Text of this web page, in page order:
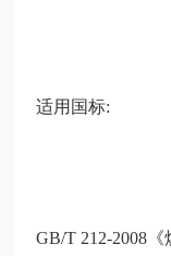
适用国标:
GB/T 212-2008《